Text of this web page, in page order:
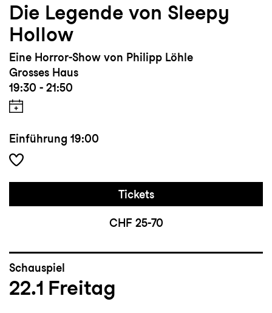
Die Legende von Sleepy
Hollow
Eine Horror-Show von Philipp Löhle
Grosses Haus
19:30 - 21:50
Einführung 19:00
Tickets
CHF 25-70
Schauspiel
22.1 Freitag